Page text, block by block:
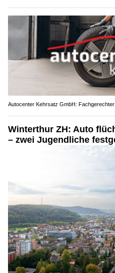
Autocenter Kehrsatz GmbH:
Winterthur ZH: Auto
– zwei Jugendliche